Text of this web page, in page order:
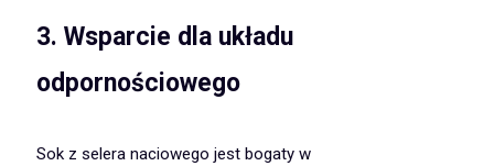
3. Wsparcie dla układu
odpornościowego
Sok z selera naciowego jest bogaty w